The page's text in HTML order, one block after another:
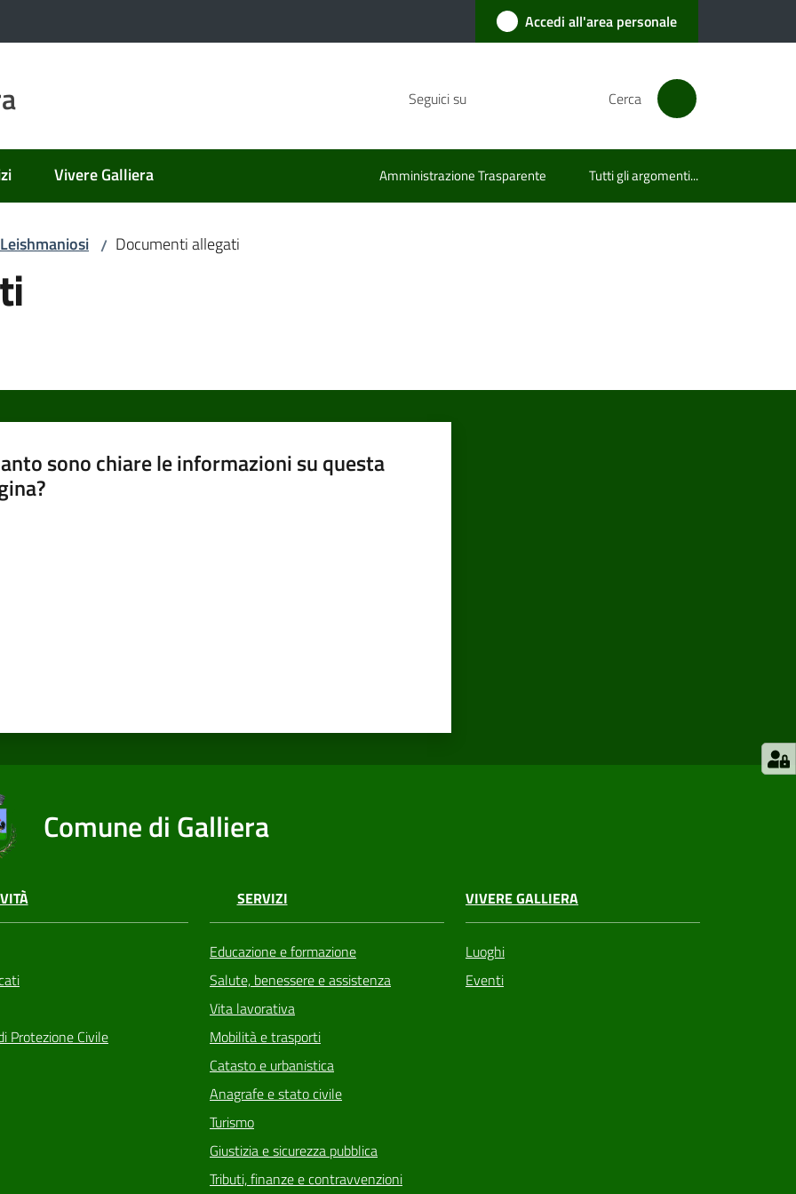
Accedi all'area personale
Seguici su Cerca
Vivere Galliera Amministrazione Trasparente Tutti gli argomenti...
/ Documenti allegati
sono chiare le informazioni su questa
Comune di Galliera
Protezione Civile
SERVIZI
Educazione e formazione
Salute, benessere e assistenza
Vita lavorativa
Mobilità e trasporti
Catasto e urbanistica
Anagrafe e stato civile
Turismo
Giustizia e sicurezza pubblica
Tributi, finanze e contravvenzioni
VIVERE GALLIERA
Luoghi
Eventi